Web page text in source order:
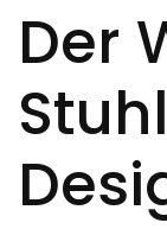
Der